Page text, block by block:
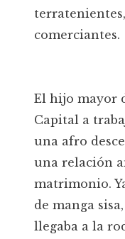
comerciantes.
El hijo mayor
Capital a
una afro
una relación
matrimonio.
de manga
llegaba a la